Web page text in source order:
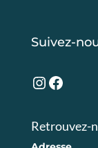
Suivez-
Retrouvez-